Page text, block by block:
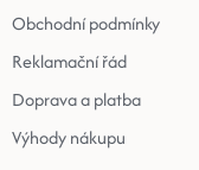
Obchodní podmínky
Reklamační řád
Doprava a platba
Výhody nákupu